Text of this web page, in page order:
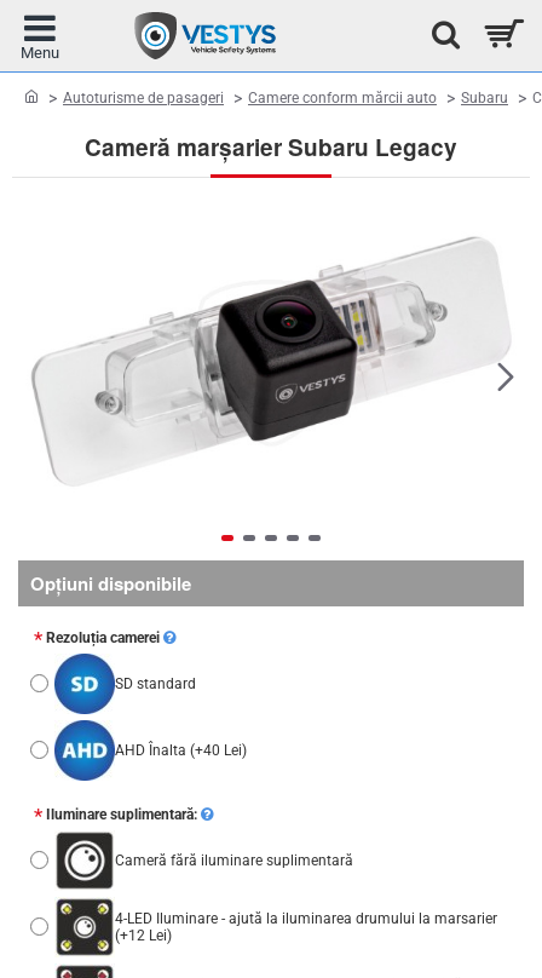
Cameră marșarier Subaru Legacy
homeAutoturisme de pasageri Camere conform mărcii auto Subaru
Opţiuni disponibile
Rezoluția camerei
SD standard
AHD Înalta (+40 Lei)
Iluminare suplimentară:
Cameră fără iluminare suplimentară
4-LED Iluminare - ajută la iluminarea drumului la marsarier
(+12 Lei)